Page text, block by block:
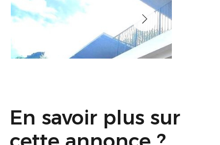
En savoir plus sur